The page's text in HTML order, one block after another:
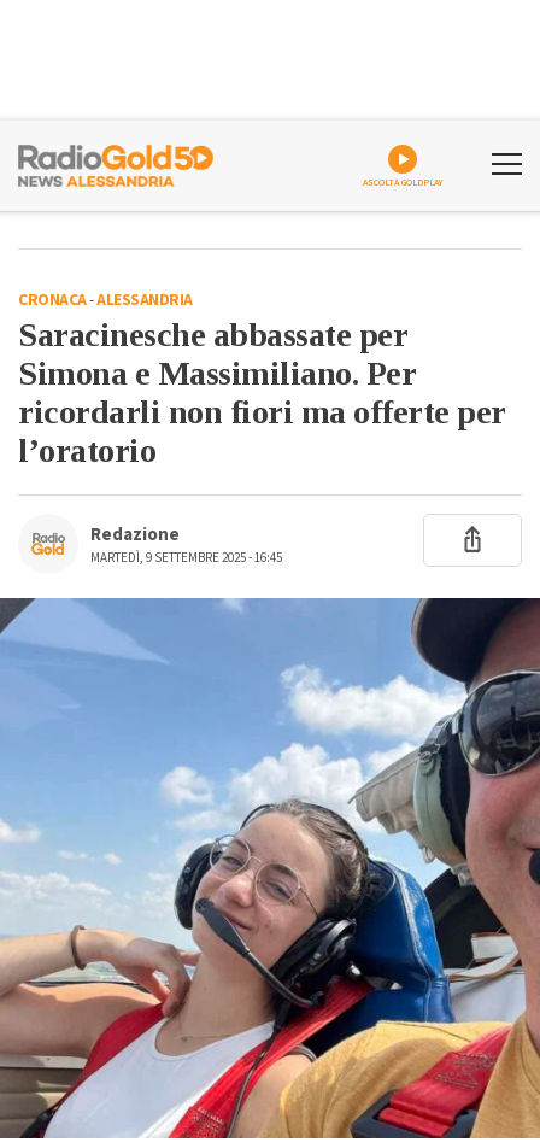
ASCOLTA GOLDPLAY
CRONACA-ALESSANDRIA
Saracinesche abbassate per
Simona e Massimiliano. Per
ricordarli non fiori ma offerte per
l’oratorio
Redazione
MARTEDÌ, 9 SETTEMBRE 2025 - 16:45